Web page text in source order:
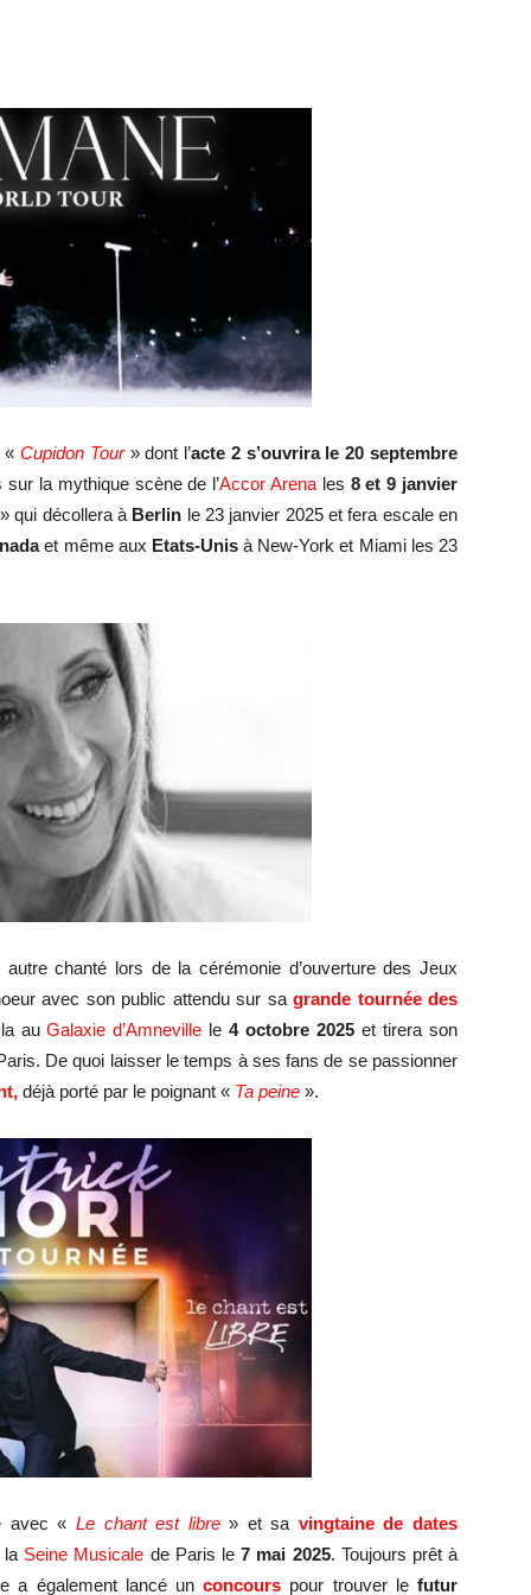
« Cupidon Tour» dont l’acte 2 s’ouvrira le 20 septembre
la mythique scène de l’Accor Arena les 8 et 9 janvier
» qui décollera à Berlin le 23 janvier 2025 et fera escale en
et même aux Etats-Unisà New-York et Miami les 23
chanté lors de la cérémonie d’ouverture des Jeux
avec son public attendu sur sagrande tournée des
la auGalaxie d’Amneville le4 octobre 2025 et tirera son
De quoi laisser le temps à ses fans de se passionner
déjà porté par le poignant « Ta peine ».
avec «Le chant est libre» et sa vingtaine de dates
la Seine Musicale de Paris le7 mai 2025. Toujours prêt à
a également lancé unconcours pour trouver lefutur